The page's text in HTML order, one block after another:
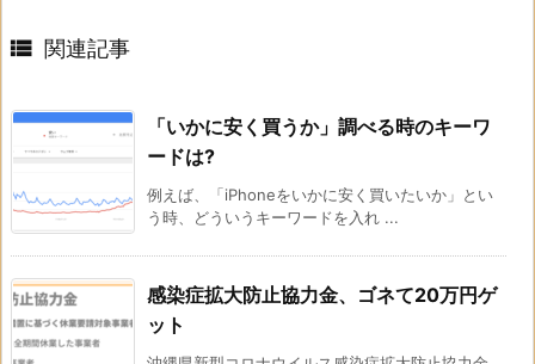
 関連記事
「いかに安く買うか」調べる時のキーワ
ードは?
例えば、「iPhoneをいかに安く買いたいか」とい
う時、どういうキーワードを入れ ...
感染症拡大防止協力金、ゴネて20万円ゲ
ット